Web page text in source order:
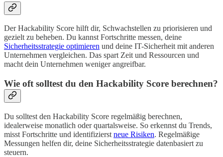
Der Hackability Score hilft dir, Schwachstellen zu priorisieren und
gezielt zu beheben. Du kannst Fortschritte messen, deine
Sicherheitsstrategie optimieren und deine IT-Sicherheit mit anderen
Unternehmen vergleichen. Das spart Zeit und Ressourcen und
macht dein Unternehmen weniger angreifbar.
Wie oft solltest du den Hackability Score berechnen?
Du solltest den Hackability Score regelmäßig berechnen,
idealerweise monatlich oder quartalsweise. So erkennst du Trends,
misst Fortschritte und identifizierst neue Risiken. Regelmäßige
Messungen helfen dir, deine Sicherheitsstrategie datenbasiert zu
steuern.